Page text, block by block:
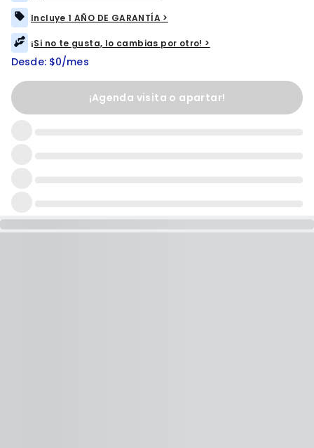
Incluye 1 AÑO DE GARANTÍA >
¡Si no te gusta, lo cambias por otro! >
Desde: $0/mes
¡Agenda visita o apartar!